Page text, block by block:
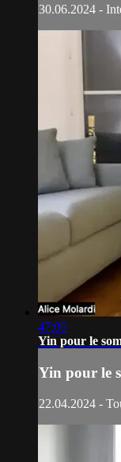
30.06.2024 -
47:06
Yin pour le
Yin pour le
22.04.2024 -